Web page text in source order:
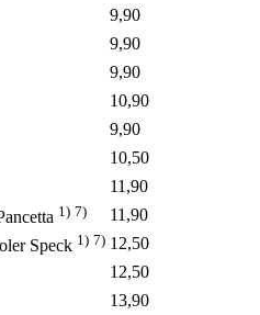
9,90
9,90
9,90
10,90
9,90
10,50
11,90
1) 7)
11,90
Speck 1) 7) 12,50
12,50
13,90